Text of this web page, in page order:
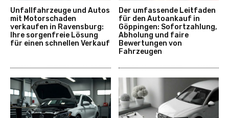
Unfallfahrzeuge und Autos
mit Motorschaden
verkaufen in Ravensburg:
Ihre sorgenfreie Lösung
für einen schnellen Verkauf
Der umfassende Leitfaden
für den Autoankauf in
Göppingen: Sofortzahlung,
Abholung und faire
Bewertungen von
Fahrzeugen